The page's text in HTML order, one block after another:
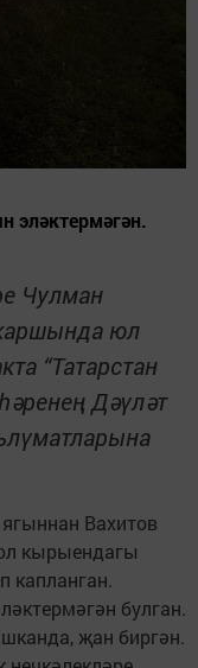
эләктермәгән.
Чулман
юл
“Татарстан
Дәүләт
Вахитов
кырыендагы
капланган.
булган.
җан биргән.